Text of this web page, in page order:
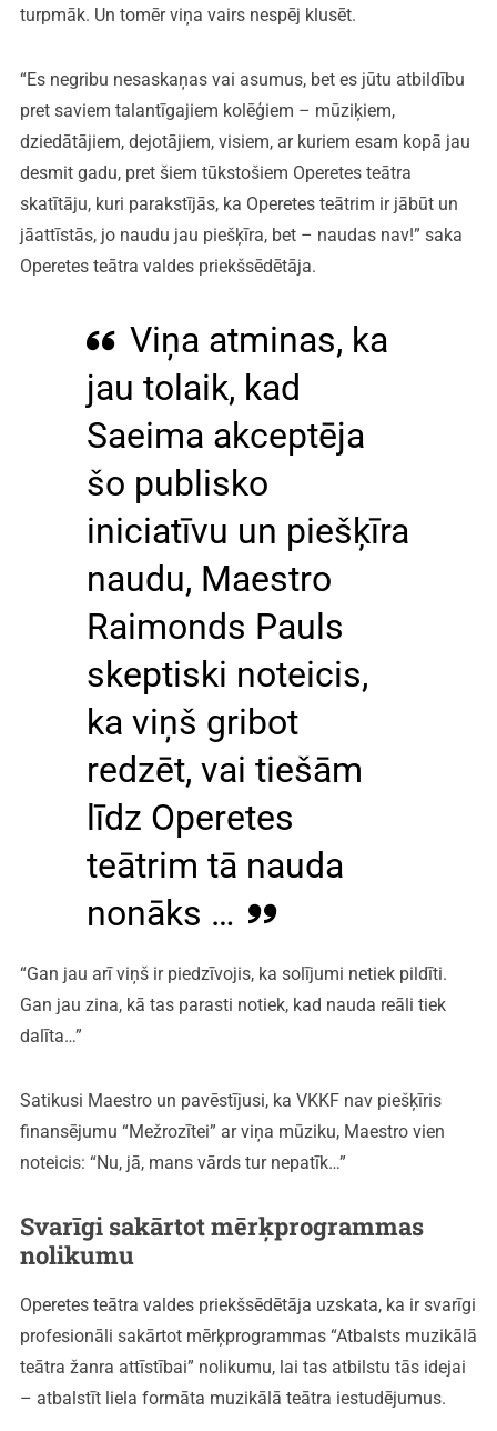
turpmāk. Un tomēr viņa vairs nespēj klusēt.
“Es negribu nesaskaņas vai asumus, bet es jūtu atbildību
pret saviem talantīgajiem kolēģiem – mūziķiem,
dziedātājiem, dejotājiem, visiem, ar kuriem esam kopā jau
desmit gadu, pret šiem tūkstošiem Operetes teātra
skatītāju, kuri parakstījās, ka Operetes teātrim ir jābūt un
jāattīstās, jo naudu jau piešķīra, bet – naudas nav!” saka
Operetes teātra valdes priekšsēdētāja.
Viņa atminas, ka
jau tolaik, kad
Saeima akceptēja
šo publisko
iniciatīvu un piešķīra
naudu, Maestro
Raimonds Pauls
skeptiski noteicis,
ka viņš gribot
redzēt, vai tiešām
līdz Operetes
teātrim tā nauda
nonāks …
“Gan jau arī viņš ir piedzīvojis, ka solījumi netiek pildīti.
Gan jau zina, kā tas parasti notiek, kad nauda reāli tiek
dalīta…”
Satikusi Maestro un pavēstījusi, ka VKKF nav piešķīris
finansējumu “Mežrozītei” ar viņa mūziku, Maestro vien
noteicis: “Nu, jā, mans vārds tur nepatīk…”
Svarīgi sakārtot mērķprogrammas
nolikumu
Operetes teātra valdes priekšsēdētāja uzskata, ka ir svarīgi
profesionāli sakārtot mērķprogrammas “Atbalsts muzikālā
teātra žanra attīstībai” nolikumu, lai tas atbilstu tās idejai
– atbalstīt liela formāta muzikālā teātra iestudējumus.